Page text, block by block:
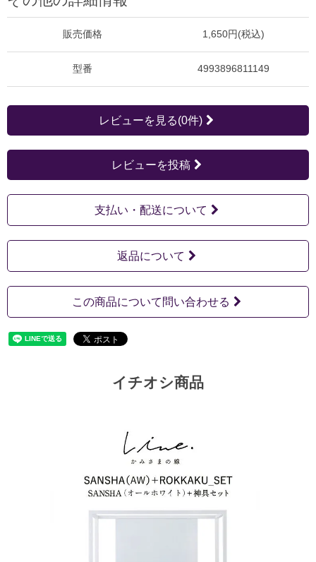
販売価格 1,650円(税込)
型番 4993896811149
レビューを見る(0件)
レビューを投稿
支払い・配送について
返品について
この商品について問い合わせる
イチオシ商品